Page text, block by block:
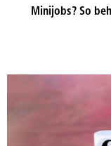
Minijobs? So